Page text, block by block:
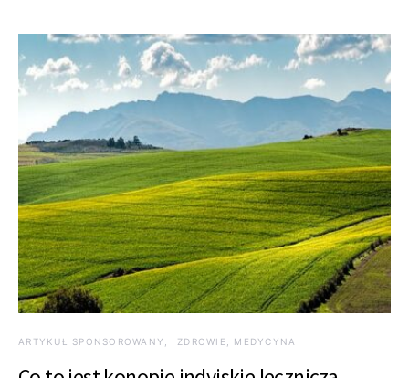
ARTYKUŁ SPONSOROWANY ZDROWIE, MEDYCYNA